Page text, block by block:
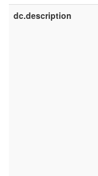
dc.description